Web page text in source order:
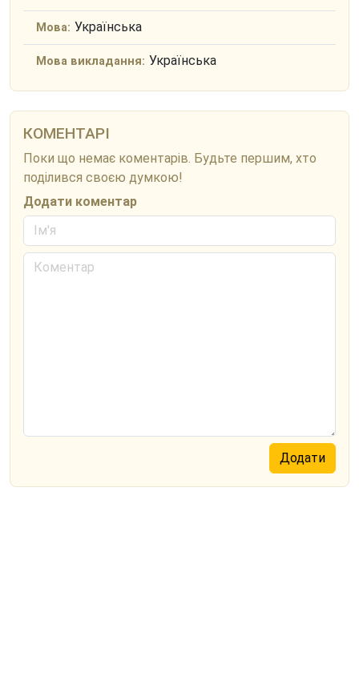
Мова: Українська
Мова викладання: Українська
КОМЕНТАРІ
Поки що немає коментарів. Будьте першим, хто
поділився своєю думкою!
Додати коментар